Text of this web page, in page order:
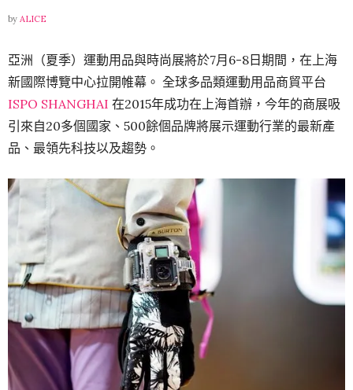
by ALICE
亞洲（夏季）運動用品與時尚展將於7月6-8日期間，在上海
新國際博覽中心拉開帷幕。 全球多品類運動用品商貿平台
ISPO SHANGHAI 在2015年成功在上海首辦，今年的商展吸
引來自20多個國家、500餘個品牌將展示運動行業的最新產
品、最領先科技以及趨勢。